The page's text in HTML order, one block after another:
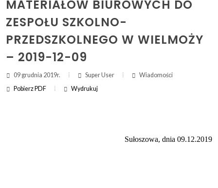
OD:
DO:
MATERIAŁÓW BIUROWYCH DO
ZESPOŁU SZKOLNO-
PRZEDSZKOLNEGO W WIELMOŻY
– 2019-12-09
09 grudnia 2019r. Super User
Wiadomości
Pobierz PDF
Wydrukuj
Sułoszowa, dnia 09.12.2019